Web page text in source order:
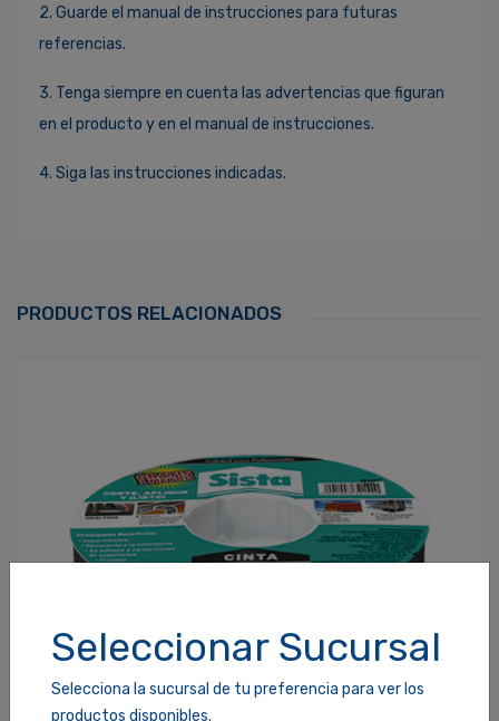
Seleccionar Sucursal
Selecciona la sucursal de tu preferencia para ver los
productos disponibles.
2. Guarde el manual de instrucciones para futuras
referencias.
3. Tenga siempre en cuenta las advertencias que figuran
en el producto y en el manual de instrucciones.
4. Siga las instrucciones indicadas.
¿Olvidaste tu Contraseña?
Recordarme ACCEDER
PRODUCTOS RELACIONADOS